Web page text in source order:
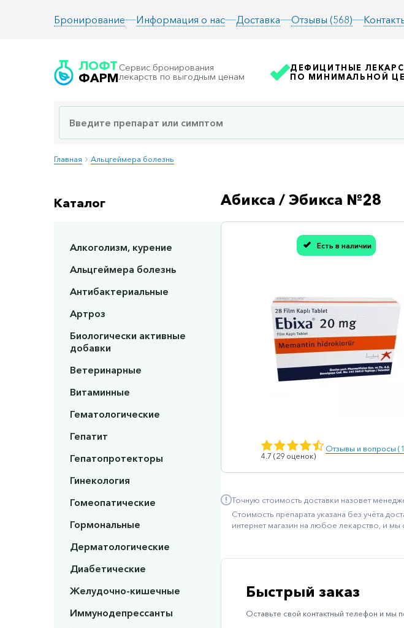
Бронирование Информация о нас Доставка Отзывы (568)
ЛОФТ
ФАРМ
Сервис бронирования
лекарств по выгодным ценам
ДЕФИЦИТНЫЕ
ПО МИНИМАЛЬНОЙ
Главная Альцгеймера болезнь
Каталог
Алкоголизм, курение
Альцгеймера болезнь
Антибактериальные
Артроз
Биологически активные
добавки
Ветеринарные
Витаминные
Гематологические
Гепатит
Гепатопротекторы
Гинекология
Гомеопатические
Гормональные
Дерматологические
Диабетические
Желудочно-кишечные
Иммунодепрессанты
Абикса / Эбикса №28
Есть в наличии
4.7 (29 оценок)
Отзывы и вопросы
Спасибо, мы учли Вашу
Точную стоимость доставки назовет
Стоимость препарата указана без учёта
интернет магазин на любое лекарство, и
Быстрый заказ
Оставьте свой контактный телефон и мы